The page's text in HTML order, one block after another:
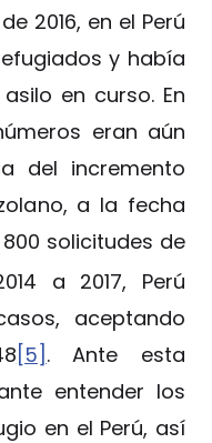
2016, en el Perú
y había
en curso. En
eran aún
del incremento
a la fecha
solicitudes de
a 2017, Perú
aceptando
[5] . Ante esta
entender los
en el Perú, así